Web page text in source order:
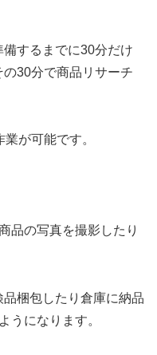
するまでに30分だけ
30分で商品リサーチ
が可能です。
品の写真を撮影したり
梱包したり倉庫に納品
うになります。